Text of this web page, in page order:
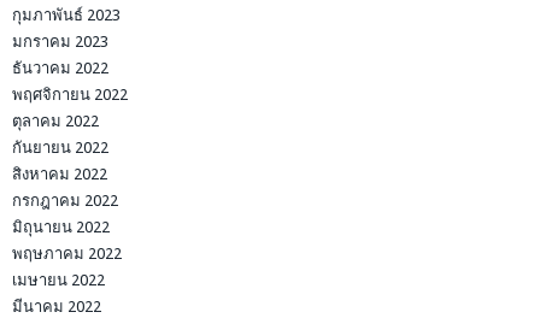
กุมภาพันธ์ 2023
มกราคม 2023
ธันวาคม 2022
พฤศจิกายน 2022
ตุลาคม 2022
กันยายน 2022
สิงหาคม 2022
กรกฎาคม 2022
มิถุนายน 2022
พฤษภาคม 2022
เมษายน 2022
มีนาคม 2022